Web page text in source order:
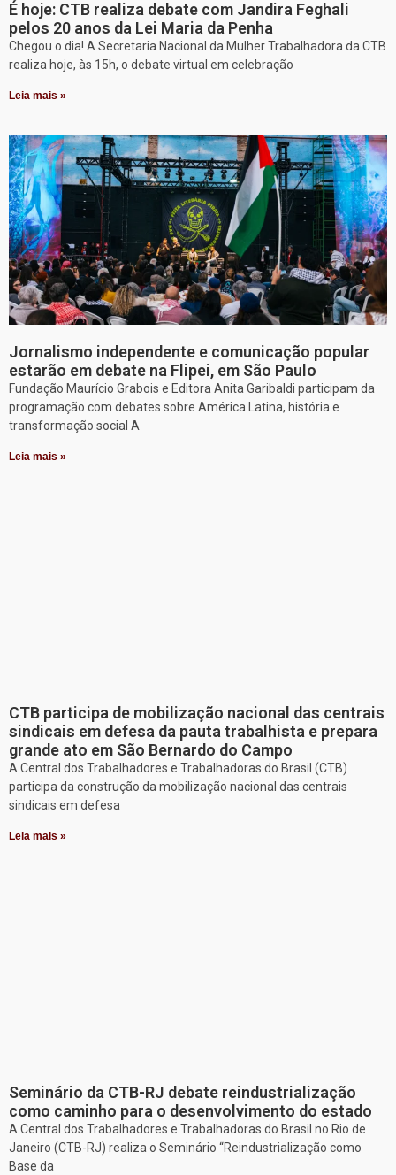
É hoje: CTB realiza debate com Jandira Feghali
pelos 20 anos da Lei Maria da Penha
Chegou o dia! A Secretaria Nacional da Mulher Trabalhadora da CTB
realiza hoje, às 15h, o debate virtual em celebração
Leia mais »
Jornalismo independente e comunicação popular
estarão em debate na Flipei, em São Paulo
Fundação Maurício Grabois e Editora Anita Garibaldi participam da
programação com debates sobre América Latina, história e
transformação social A
Leia mais »
CTB participa de mobilização nacional das centrais
sindicais em defesa da pauta trabalhista e prepara
grande ato em São Bernardo do Campo
A Central dos Trabalhadores e Trabalhadoras do Brasil (CTB)
participa da construção da mobilização nacional das centrais
sindicais em defesa
Leia mais »
Seminário da CTB-RJ debate reindustrialização
como caminho para o desenvolvimento do estado
A Central dos Trabalhadores e Trabalhadoras do Brasil no Rio de
Janeiro (CTB-RJ) realiza o Seminário “Reindustrialização como
Base da